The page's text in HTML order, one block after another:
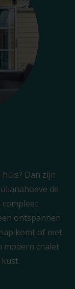
Dan zijn
de
compleet
ontspannen
komt of met
modern chalet